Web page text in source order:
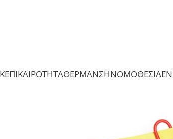
ΕΠΙΚΑΙΡΟΤΗΤΑΘΕΡΜΑΝΣΗΝΟΜΟΘΕΣΙΑ